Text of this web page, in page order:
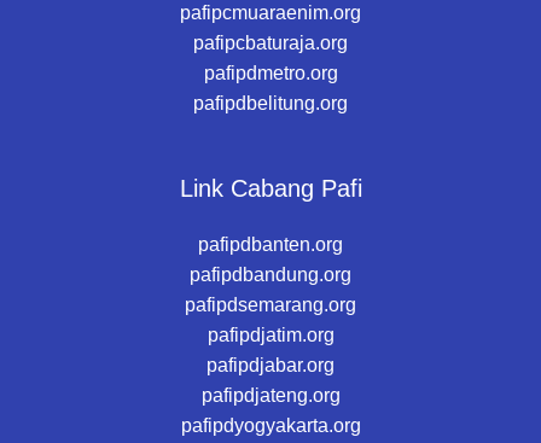
pafipcmuaraenim.org
pafipcbaturaja.org
pafipdmetro.org
pafipdbelitung.org
Link Cabang Pafi
pafipdbanten.org
pafipdbandung.org
pafipdsemarang.org
pafipdjatim.org
pafipdjabar.org
pafipdjateng.org
pafipdyogyakarta.org